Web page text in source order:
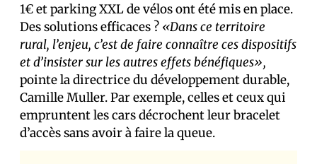
1€ et parking XXL de vélos ont été mis en place.
Des solutions efficaces ? «Dans ce territoire
rural, l’enjeu, c’est de faire connaître ces dispositifs
et d’insister sur les autres effets bénéfiques»,
pointe la directrice du développement durable,
Camille Muller. Par exemple, celles et ceux qui
empruntent les cars décrochent leur bracelet
d’accès sans avoir à faire la queue.